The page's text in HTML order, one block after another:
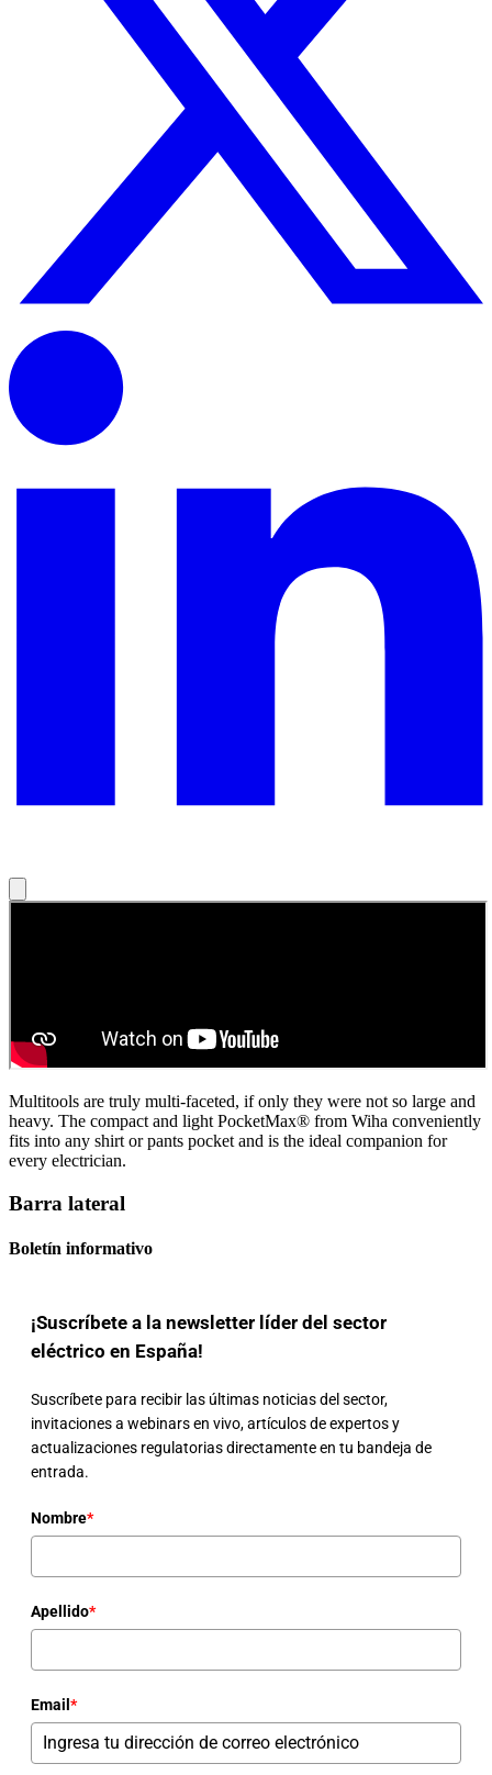
Multitools are truly multi-faceted, if only they were not so large and
heavy. The compact and light PocketMax® from Wiha conveniently
fits into any shirt or pants pocket and is the ideal companion for
every electrician.
Barra lateral
Boletín informativo
¡Suscríbete a la newsletter líder del sector
eléctrico en España!
Suscríbete para recibir las últimas noticias del sector,
invitaciones a webinars en vivo, artículos de expertos y
actualizaciones regulatorias directamente en tu bandeja de
entrada.
Nombre*
Apellido*
Email *